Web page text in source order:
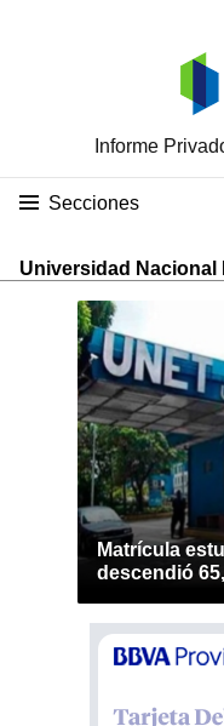
Informe
Secciones
Universidad Nacional
Matrícula
descendió